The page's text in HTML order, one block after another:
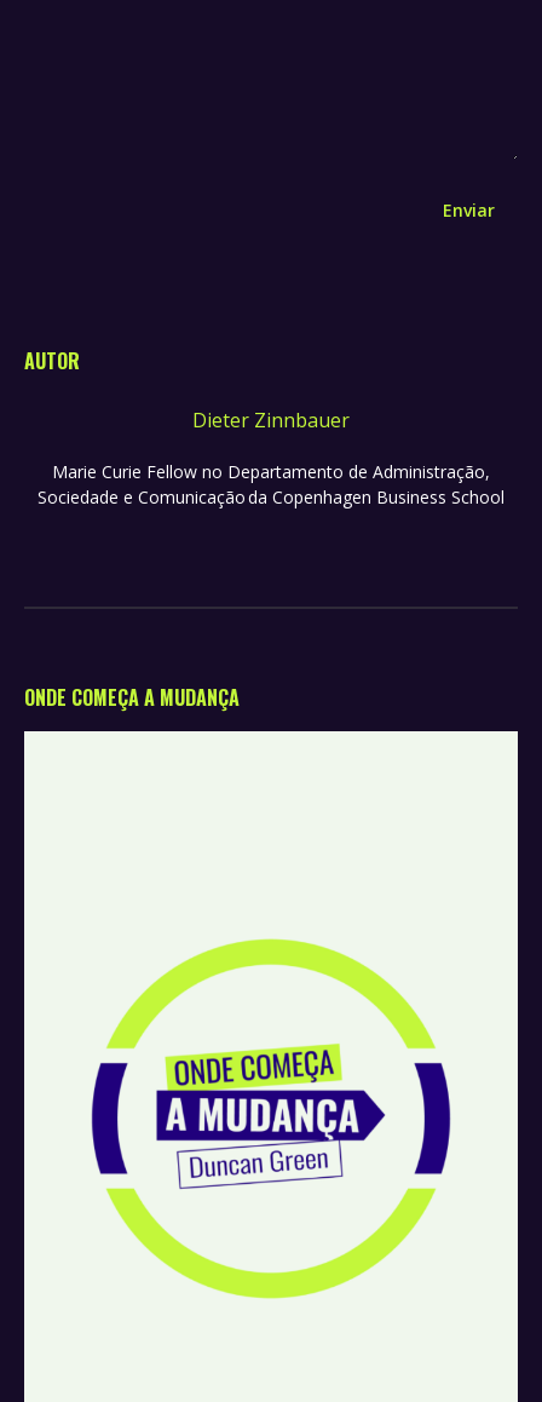
Enviar
AUTOR
Dieter Zinnbauer
Marie Curie Fellow no Departamento de Administração,
Sociedade e Comunicação da Copenhagen Business School
ONDE COMEÇA A MUDANÇA